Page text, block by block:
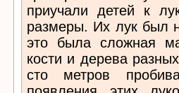
приучали детей к
размеры. Их лук был
это была сложная
кости и дерева
сто метров